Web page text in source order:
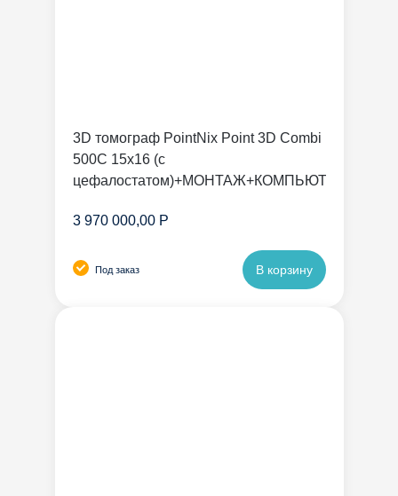
3D томограф PointNix Point 3D Combi
500C 15х16 (с
цефалостатом)+МОНТАЖ+КОМПЬЮТЕР
3 970 000,00 Р
Под заказ В корзину